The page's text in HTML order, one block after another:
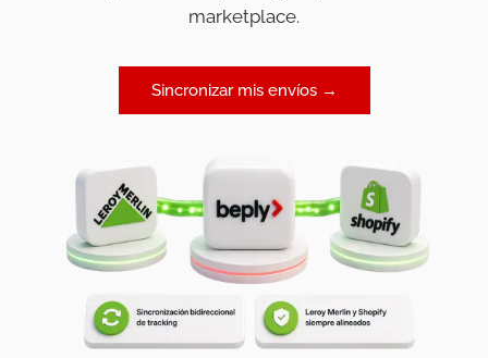
marketplace.
Sincronizar mis envíos →